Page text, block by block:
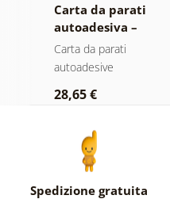
Carta da parati
autoadesiva –
Foglie con
sfumatura
Carta da parati
autoadesive
28,65 €
Spedizione gratuita